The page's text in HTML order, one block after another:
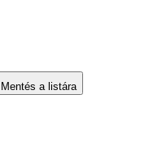
Mentés a listára